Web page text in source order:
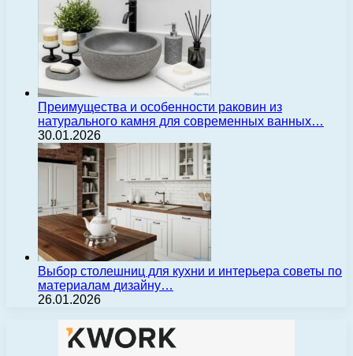
Преимущества и особенности раковин из
натурального камня для современных ванных…
30.01.2026
Выбор столешниц для кухни и интерьера советы по
материалам дизайну…
26.01.2026